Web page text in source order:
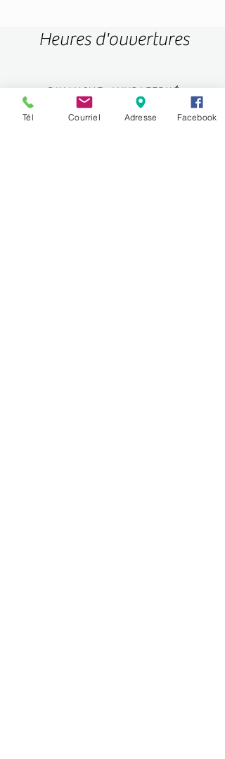
Heures d'ouvertures
DIMANCHE -LUNDI FERMÉ -
MARDI -MERCREDI 9H-18H
Tél Courriel Adresse Facebook